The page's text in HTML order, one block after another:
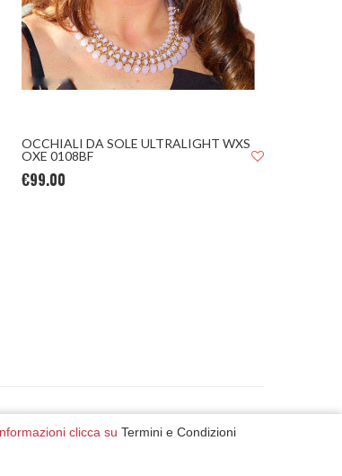
OCCHIALI DA SOLE ULTRALIGHT WXS
OXE 0108BF
€99.00
clicca su Termini e Condizioni